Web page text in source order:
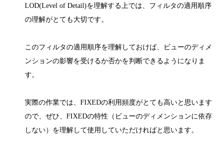
LOD(Level of Detail)を理解する上では、フィルタの適用順序
の理解がとても大切です。
このフィルタの適用順序を理解しておけば、ビューのディメ
ンションの影響を受けるか否かを判断できるようになりま
す。
実際の作業では、FIXEDの利用頻度がとても高いと思います
ので、ぜひ、FIXEDの特性（ビューのディメンションに依存
しない）を理解して使用していただければと思います。